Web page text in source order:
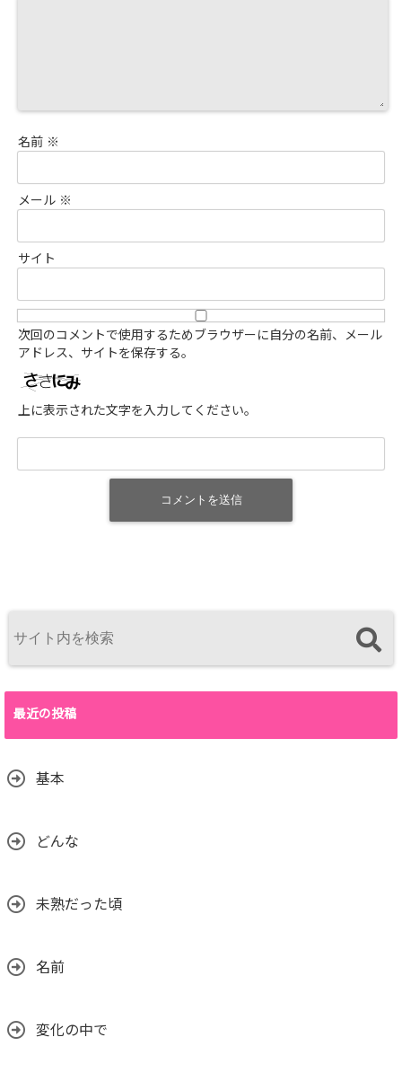
名前 ※
メール ※
サイト
次回のコメントで使用するためブラウザーに自分の名前、メール
アドレス、サイトを保存する。
上に表示された文字を入力してください。
最近の投稿
基本
どんな
未熟だった頃
名前
変化の中で